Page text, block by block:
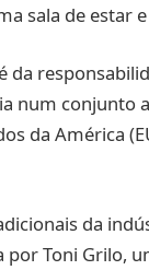
sala de estar
da
num
da América
da
por Toni Grilo,